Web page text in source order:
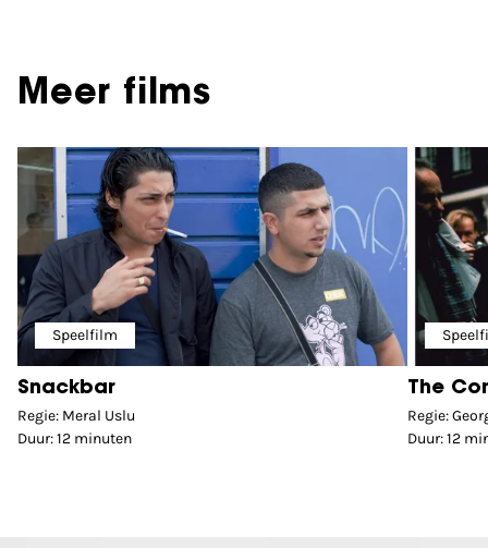
Meer films
Speelfilm
Snackbar
Regie: Meral Uslu
Duur: 12 minuten
The
Regie:
Duur: 12